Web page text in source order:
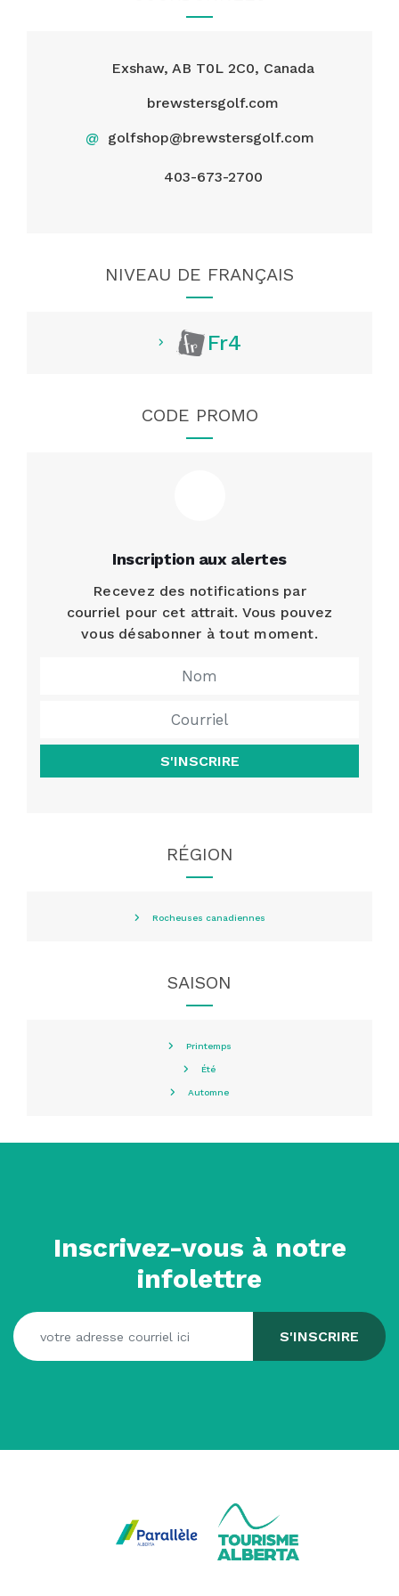
Exshaw, AB T0L 2C0, Canada
brewstersgolf.com
@ golfshop@brewstersgolf.com
403-673-2700
NIVEAU DE FRANÇAIS
Fr4
CODE PROMO
Inscription aux alertes
Recevez des notifications par
courriel pour cet attrait. Vous pouvez
vous désabonner à tout moment.
S'INSCRIRE
RÉGION
Rocheuses canadiennes
SAISON
Printemps
Été
Automne
Inscrivez-vous à notre
infolettre